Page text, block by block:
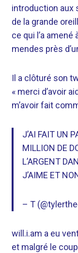
introduction aux
de la grande
ce qui l’a
mendes près
Il a clôturé son
« merci d’avoir
m’avoir fait
J’AI FAIT UN
MILLION DE
L’ARGENT
J’AIME ET
– T
will.i.am a eu
et malgré le